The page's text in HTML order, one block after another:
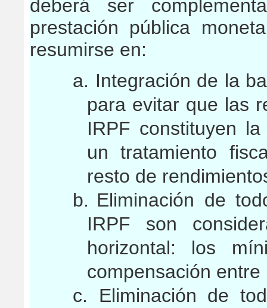
deberá ser
prestación pública
resumirse en:
a. Integración de la
para evitar que las
IRPF constituyen
un tratamiento
resto de
b. Eliminación de
IRPF son
horizontal: los
compensación
c. Eliminación de